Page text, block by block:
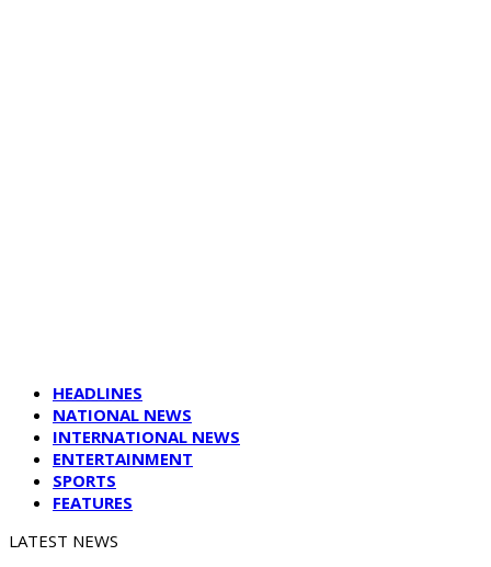
HEADLINES
NATIONAL NEWS
INTERNATIONAL NEWS
ENTERTAINMENT
SPORTS
FEATURES
LATEST NEWS